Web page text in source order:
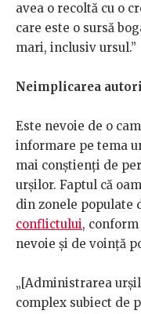
avea o recoltă cu o
care este o sursă
mari, inclusiv ursul.”
Neimplicarea
Este nevoie de o
informare pe tema
mai conștienți de
urșilor. Faptul că
din zonele populate
conflictului, conform
nevoie și de voință
„[Administrarea
complex subiect de